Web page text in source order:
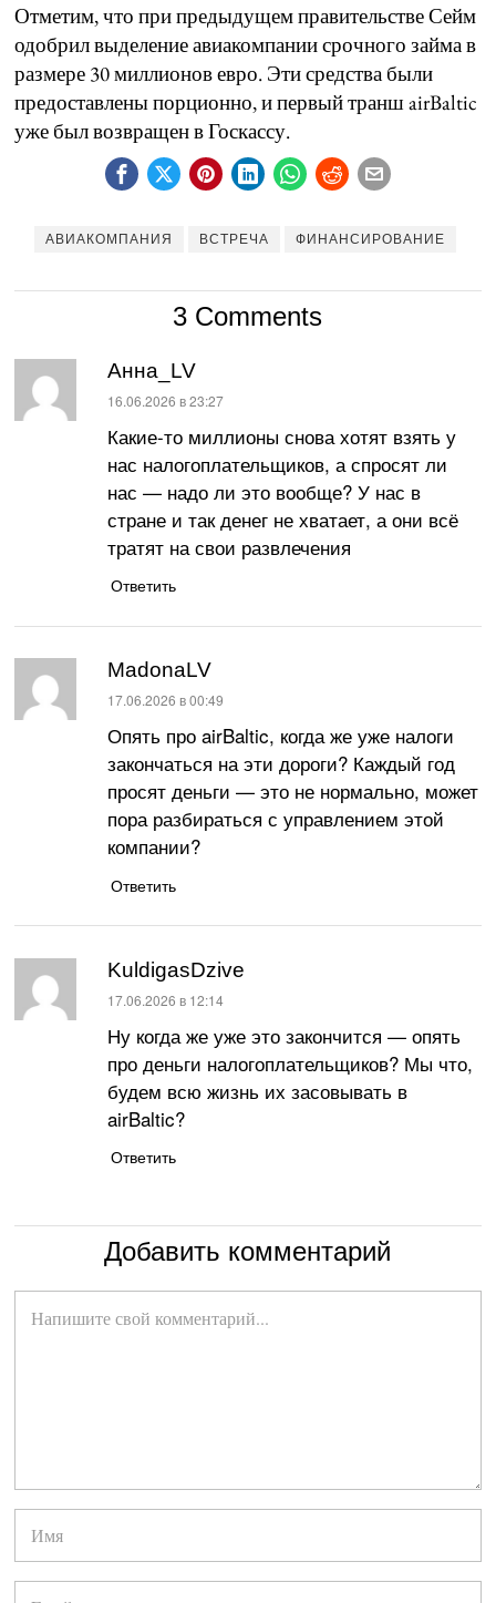
Отметим, что при предыдущем правительстве Сейм
одобрил выделение авиакомпании срочного займа в
размере 30 миллионов евро. Эти средства были
предоставлены порционно, и первый транш airBaltic
уже был возвращен в Госкассу.
АВИАКОМПАНИЯ ВСТРЕЧА ФИНАНСИРОВАНИЕ
3 Comments
Анна_LV
:16.06.2026 в 23:27
Какие-то миллионы снова хотят взять у
нас налогоплательщиков, а спросят ли
нас — надо ли это вообще? У нас в
стране и так денег не хватает, а они всё
тратят на свои развлечения
Ответить
MadonaLV
:17.06.2026 в 00:49
Опять про airBaltic, когда же уже налоги
закончаться на эти дороги? Каждый год
просят деньги — это не нормально, может
пора разбираться с управлением этой
компании?
Ответить
KuldigasDzive
:17.06.2026 в 12:14
Ну когда же уже это закончится — опять
про деньги налогоплательщиков? Мы что,
будем всю жизнь их засовывать в
airBaltic?
Ответить
Добавить комментарий